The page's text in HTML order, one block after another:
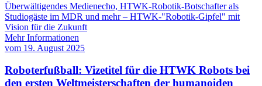
Überwältigendes Medienecho, HTWK-Robotik-Botschafter als
Studiogäste im MDR und mehr – HTWK-"Robotik-Gipfel" mit
Vision für die Zukunft
Mehr Informationen
vom 19. August 2025
Roboterfußball: Vizetitel für die HTWK Robots bei
den ersten Weltmeisterschaften der humanoiden